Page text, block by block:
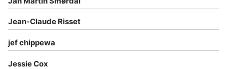
Jean-Claude Risset
jef chippewa
Jessie Cox